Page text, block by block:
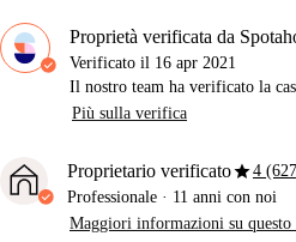
Proprietà verificata da
Verificato il 16 apr 2021
Il nostro team ha verificato la
Più sulla verifica
Proprietario verificatostar4
Professionale · 11 anni con noi
Maggiori informazioni su questo